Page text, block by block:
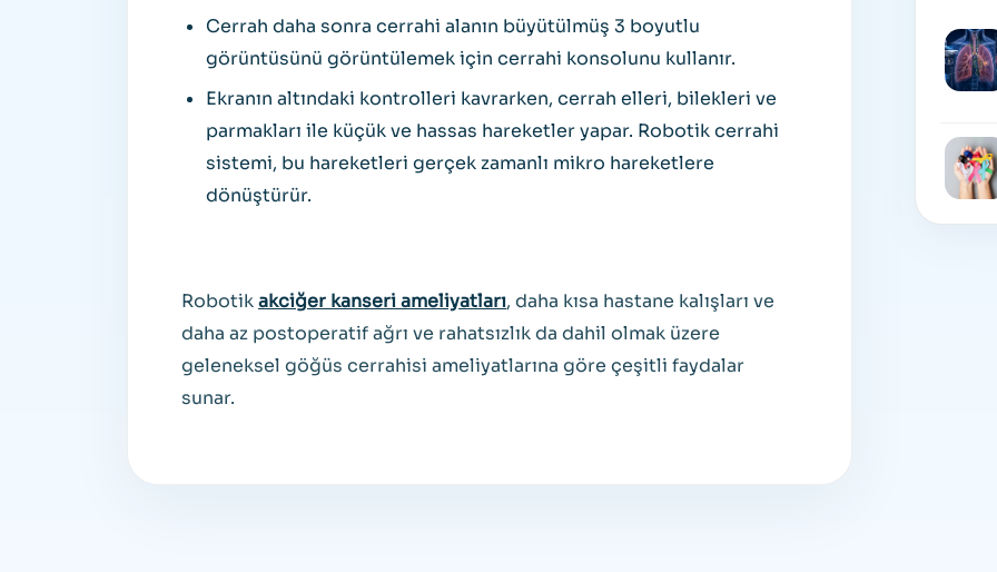
Cerrah daha sonra cerrahi alanın büyütülmüş 3 boyutlu
görüntüsünü görüntülemek için cerrahi konsolunu kullanır.
Ekranın altındaki kontrolleri kavrarken, cerrah elleri, bilekleri ve
parmakları ile küçük ve hassas hareketler yapar. Robotik cerrahi
sistemi, bu hareketleri gerçek zamanlı mikro hareketlere
dönüştürür.
Robotikakciğer kanseri ameliyatları, daha kısa hastane kalışları ve
daha az postoperatif ağrı ve rahatsızlık da dahil olmak üzere
geleneksel göğüs cerrahisi ameliyatlarına göre çeşitli faydalar
sunar.